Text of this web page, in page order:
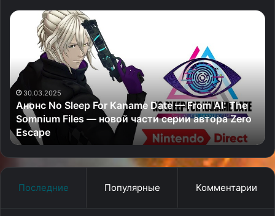
Анонс
Kaname
Date
—
From
AI:
The
Somnium
Files
—
новой
30.03.2025
Анонс No Sleep For Kaname Date — From AI: The
Somnium Files — новой части серии автора Zero
Escape
Последние Популярные Комментарии